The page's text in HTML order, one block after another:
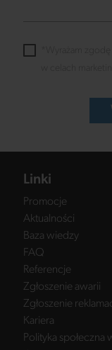
Linki
Promocje
Aktualności
Baza wiedzy
FAQ
Referencje
Zgłoszenie awarii
Zgłoszenie
Kariera
Polityka społeczna